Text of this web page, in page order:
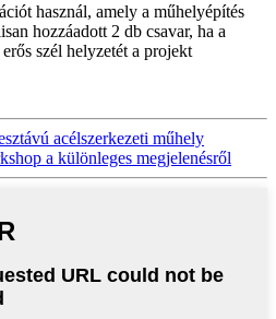
használ, amely a műhelyépítés
hozzáadott 2 db csavar, ha a
szél helyzetét a projekt
acélszerkezeti műhely
a különleges megjelenésről